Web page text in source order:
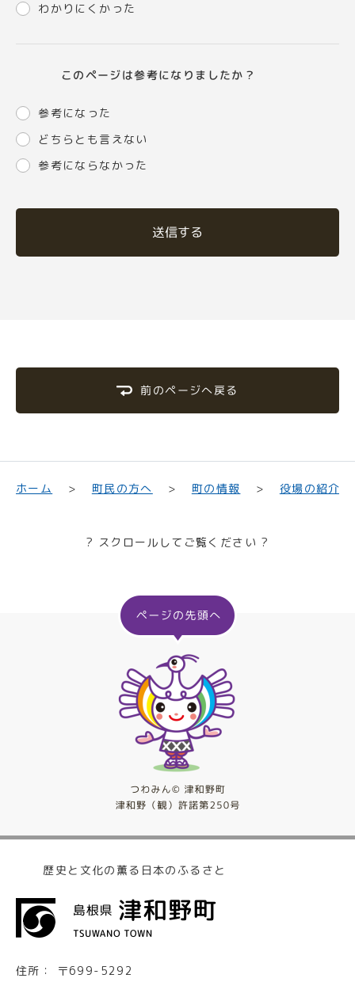
わかりにくかった
このページは参考になりましたか？
参考になった
どちらとも言えない
参考にならなかった
送信する
前のページへ戻る
ホーム 町民の方へ 町の情報 役場の紹介
? スクロールしてご覧ください ?
歴史と文化の薫る日本のふるさと
住所： 〒699-5292